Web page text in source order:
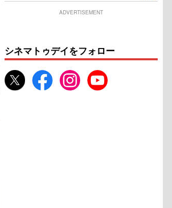
ADVERTISEMENT
シネマトゥデイをフォロー